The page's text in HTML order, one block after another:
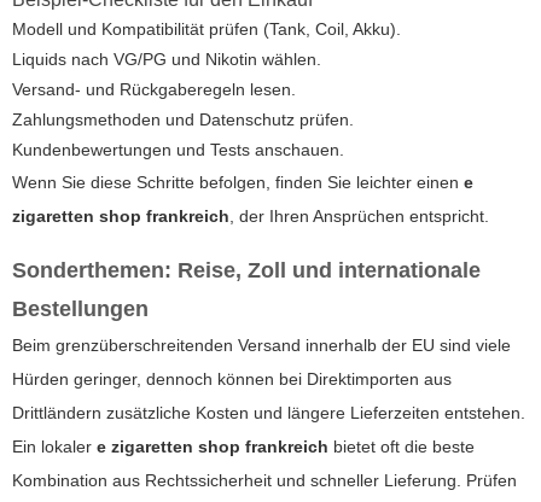
Modell und Kompatibilität prüfen (Tank, Coil, Akku).
Liquids nach VG/PG und Nikotin wählen.
Versand- und Rückgaberegeln lesen.
Zahlungsmethoden und Datenschutz prüfen.
Kundenbewertungen und Tests anschauen.
Wenn Sie diese Schritte befolgen, finden Sie leichter einen e
zigaretten shop frankreich , der Ihren Ansprüchen entspricht.
Sonderthemen: Reise, Zoll und internationale
Bestellungen
Beim grenzüberschreitenden Versand innerhalb der EU sind viele
Hürden geringer, dennoch können bei Direktimporten aus
Drittländern zusätzliche Kosten und längere Lieferzeiten entstehen.
Ein lokaler e zigaretten shop frankreich bietet oft die beste
Kombination aus Rechtssicherheit und schneller Lieferung. Prüfen